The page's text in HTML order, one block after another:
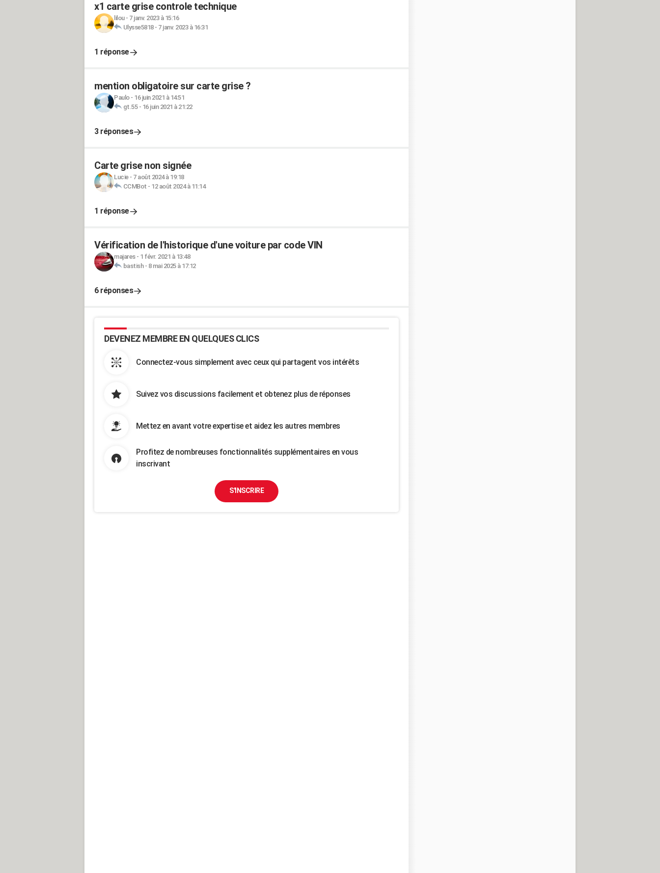
x1 carte grise controle technique
lilou- 7 janv. 2023 à 15:16
Ulysse5818- 7 janv. 2023 à 16:31
1 réponse
mention obligatoire sur carte grise ?
Paulo- 16 juin 2021 à 14:51
gt.55- 16 juin 2021 à 21:22
3 réponses
Carte grise non signée
Lucie- 7 août 2024 à 19:18
CCMBot - 12 août 2024 à 11:14
1 réponse
Vérification de l'historique d'une voiture par code VIN
majares- 1 févr. 2021 à 13:48
bastish- 8 mai 2025 à 17:12
6 réponses
DEVENEZ MEMBRE EN QUELQUES CLICS
Connectez-vous simplement avec ceux qui partagent vos intérêts
Suivez vos discussions facilement et obtenez plus de réponses
Mettez en avant votre expertise et aidez les autres membres
Profitez de nombreuses fonctionnalités supplémentaires en vous
inscrivant
S'INSCRIRE